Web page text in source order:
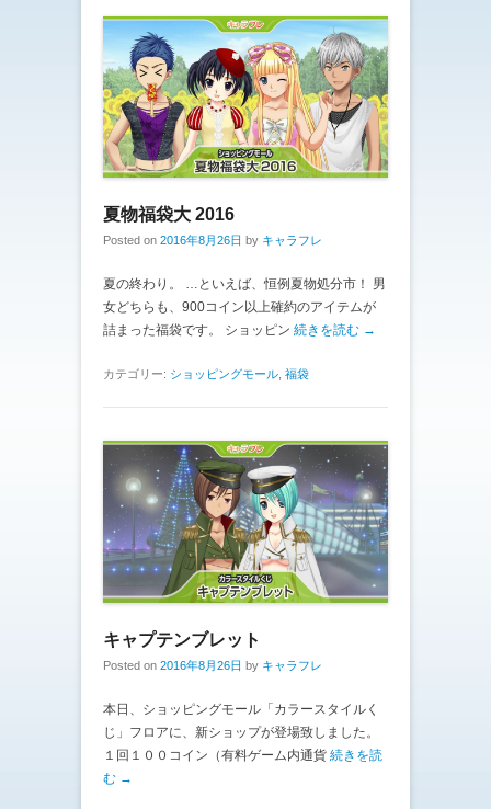
夏物福袋大 2016
Posted on 2016年8月26日 by キャラフレ
夏の終わり。 …といえば、恒例夏物処分市！ 男
女どちらも、900コイン以上確約のアイテムが
詰まった福袋です。 ショッピン 続きを読む →
カテゴリー: ショッピングモール 福袋
キャプテンブレット
Posted on 2016年8月26日 by キャラフレ
本日、ショッピングモール「カラースタイルく
じ」フロアに、新ショップが登場致しました。
１回１００コイン（有料ゲーム内通貨 続きを読
む →